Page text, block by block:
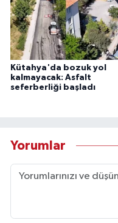
Kütahya'da bozuk yol
kalmayacak: Asfalt
seferberliği başladı
Yorumlar